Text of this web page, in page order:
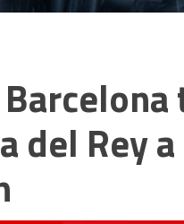
del Rey